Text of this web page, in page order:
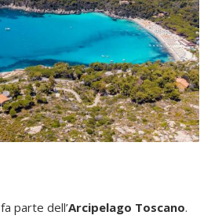
fa parte dell’Arcipelago Toscano.